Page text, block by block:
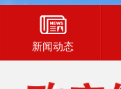
新闻动态